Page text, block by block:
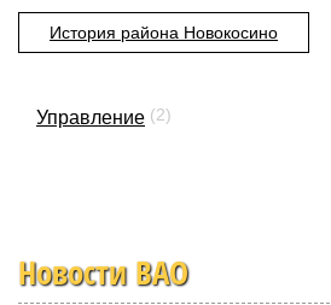
История района Новокосино
Управление (2)
Новости ВАО